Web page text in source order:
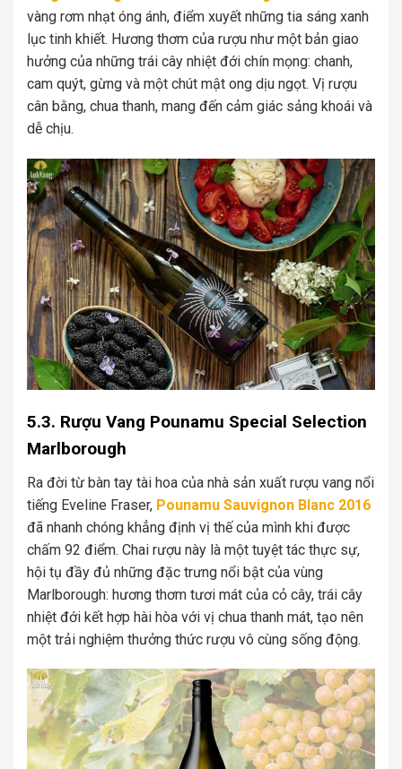
vàng rơm nhạt óng ánh, điểm xuyết những tia sáng xanh
lục tinh khiết. Hương thơm của rượu như một bản giao
hưởng của những trái cây nhiệt đới chín mọng: chanh,
cam quýt, gừng và một chút mật ong dịu ngọt. Vị rượu
cân bằng, chua thanh, mang đến cảm giác sảng khoái và
dễ chịu.
5.3. Rượu Vang Pounamu Special Selection
Marlborough
Ra đời từ bàn tay tài hoa của nhà sản xuất rượu vang nổi
tiếng Eveline Fraser, Pounamu Sauvignon Blanc 2016
đã nhanh chóng khẳng định vị thế của mình khi được
chấm 92 điểm. Chai rượu này là một tuyệt tác thực sự,
hội tụ đầy đủ những đặc trưng nổi bật của vùng
Marlborough: hương thơm tươi mát của cỏ cây, trái cây
nhiệt đới kết hợp hài hòa với vị chua thanh mát, tạo nên
một trải nghiệm thưởng thức rượu vô cùng sống động.